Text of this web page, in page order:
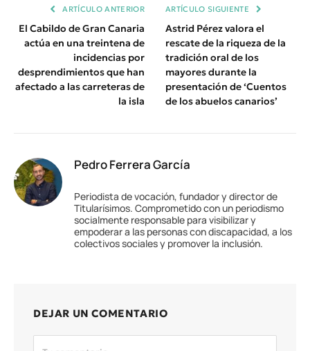
ARTÍCULO ANTERIOR
El Cabildo de Gran Canaria
actúa en una treintena de
incidencias por
desprendimientos que han
afectado a las carreteras de
la isla
ARTÍCULO SIGUIENTE
Astrid Pérez valora el
rescate de la riqueza de la
tradición oral de los
mayores durante la
presentación de ‘Cuentos
de los abuelos canarios’
Pedro Ferrera García
Periodista de vocación, fundador y director de
Titularísimos. Comprometido con un periodismo
socialmente responsable para visibilizar y
empoderar a las personas con discapacidad, a los
colectivos sociales y promover la inclusión.
DEJAR UN COMENTARIO